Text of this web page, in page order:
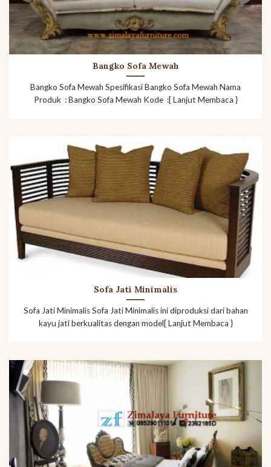
Bangko Sofa Mewah
Bangko Sofa Mewah Spesifikasi Bangko Sofa Mewah Nama
Produk : Bangko Sofa Mewah Kode :[ Lanjut Membaca }
Sofa Jati Minimalis
Sofa Jati Minimalis Sofa Jati Minimalis ini diproduksi dari bahan
kayu jati berkualitas dengan model[ Lanjut Membaca }